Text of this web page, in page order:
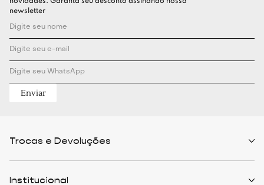
newsletter
Enviar
Trocas e Devoluções
Institucional